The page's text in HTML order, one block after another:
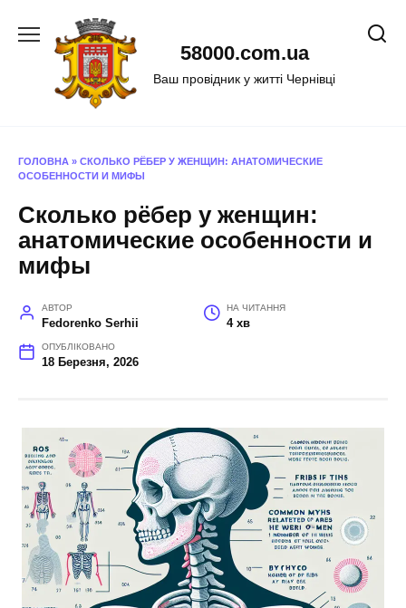
58000.com.ua
Ваш провідник у житті Чернівці
ГОЛОВНА » СКОЛЬКО РЁБЕР У ЖЕНЩИН: АНАТОМИЧЕСКИЕ
ОСОБЕННОСТИ И МИФЫ
Сколько рёбер у женщин:
анатомические особенности и
мифы
АВТОР
Fedorenko Serhii
НА ЧИТАННЯ
4 хв
ОПУБЛІКОВАНО
18 Березня, 2026